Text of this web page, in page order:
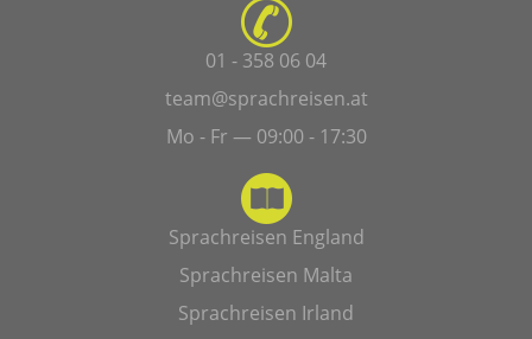
01 - 358 06 04
team@sprachreisen.at
Mo - Fr — 09:00 - 17:30
Sprachreisen England
Sprachreisen Malta
Sprachreisen Irland